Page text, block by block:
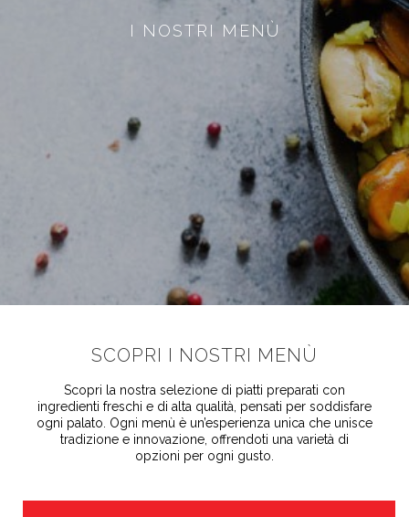
I NOSTRI MENÙ
SCOPRI I NOSTRI MENÙ
Scopri la nostra selezione di piatti preparati con
ingredienti freschi e di alta qualità, pensati per soddisfare
ogni palato. Ogni menù è un’esperienza unica che unisce
tradizione e innovazione, offrendoti una varietà di
opzioni per ogni gusto.